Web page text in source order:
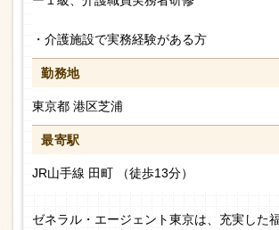
・介護施設で実務経験がある方
勤務地
東京都 港区芝浦
最寄駅
JR山手線 田町 （徒歩13分）
ゼネラル・エージェント東京は、充実した